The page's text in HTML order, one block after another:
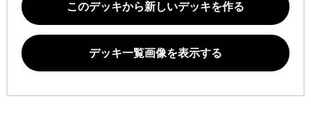
このデッキから新しいデッキを作る
デッキ一覧画像を表示する